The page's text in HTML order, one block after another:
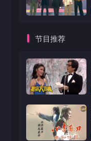
节目推荐